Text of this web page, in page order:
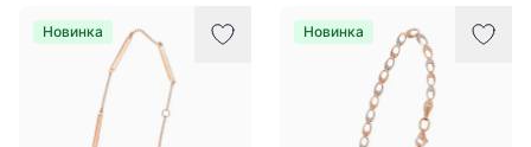
Новинка Новинка